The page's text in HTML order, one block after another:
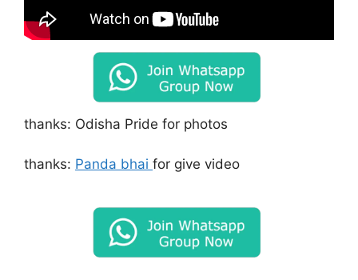
thanks: Odisha Pride for photos
thanks: Panda bhai for give video